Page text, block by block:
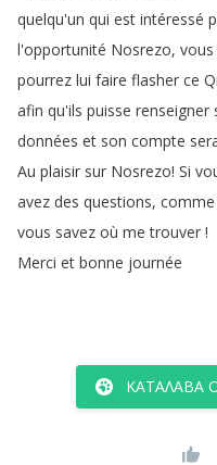
quelqu'un qui est intéressé
l'opportunité Nosrezo, vous
pourrez lui faire flasher ce
afin qu'ils puisse renseigner
données et son compte
Au plaisir sur Nosrezo! Si
avez des questions, comme
vous savez où me trouver !
Merci et bonne journée
ΚΑΤΆΛΑΒΑ